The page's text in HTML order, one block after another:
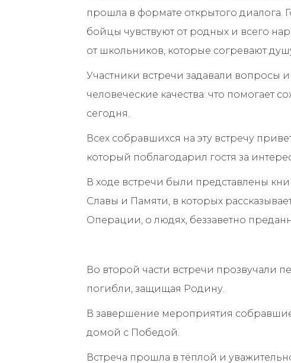
прошла в формате открытого диалога.
бойцы чувствуют от родных и всего
от школьников, которые согревают
Участники встречи задавали вопросы
человеческие качества: что помогает
сегодня.
Всех собравшихся на эту встречу
который поблагодарил гостя за
В ходе встречи были представлены
Славы и Памяти, в которых
Операции, о людях, беззаветно
Во второй части встречи прозвучали
погибли, защищая Родину.
В завершение мероприятия
домой с Победой.
Встреча прошла в тёплой и